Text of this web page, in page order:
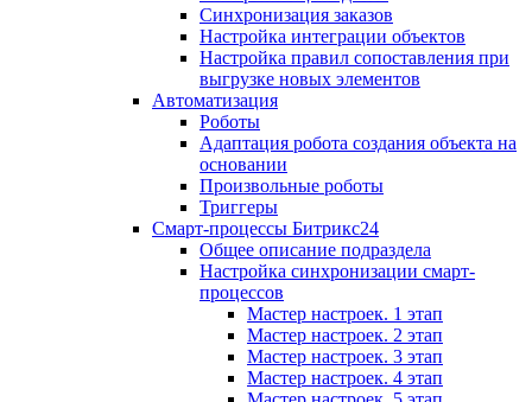
Синхронизация заказов
Настройка интеграции объектов
Настройка правил сопоставления при
выгрузке новых элементов
Автоматизация
Роботы
Адаптация робота создания объекта на
основании
Произвольные роботы
Триггеры
Смарт-процессы Битрикс24
Общее описание подраздела
Настройка синхронизации смарт-
процессов
Мастер настроек. 1 этап
Мастер настроек. 2 этап
Мастер настроек. 3 этап
Мастер настроек. 4 этап